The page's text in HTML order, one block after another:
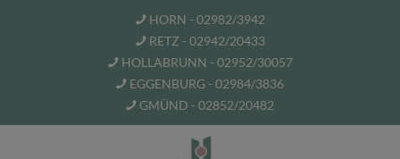
HORN - 02982/3942
RETZ - 02942/20433
HOLLABRUNN - 02952/30057
EGGENBURG - 02984/3836
GMÜND - 02852/20482